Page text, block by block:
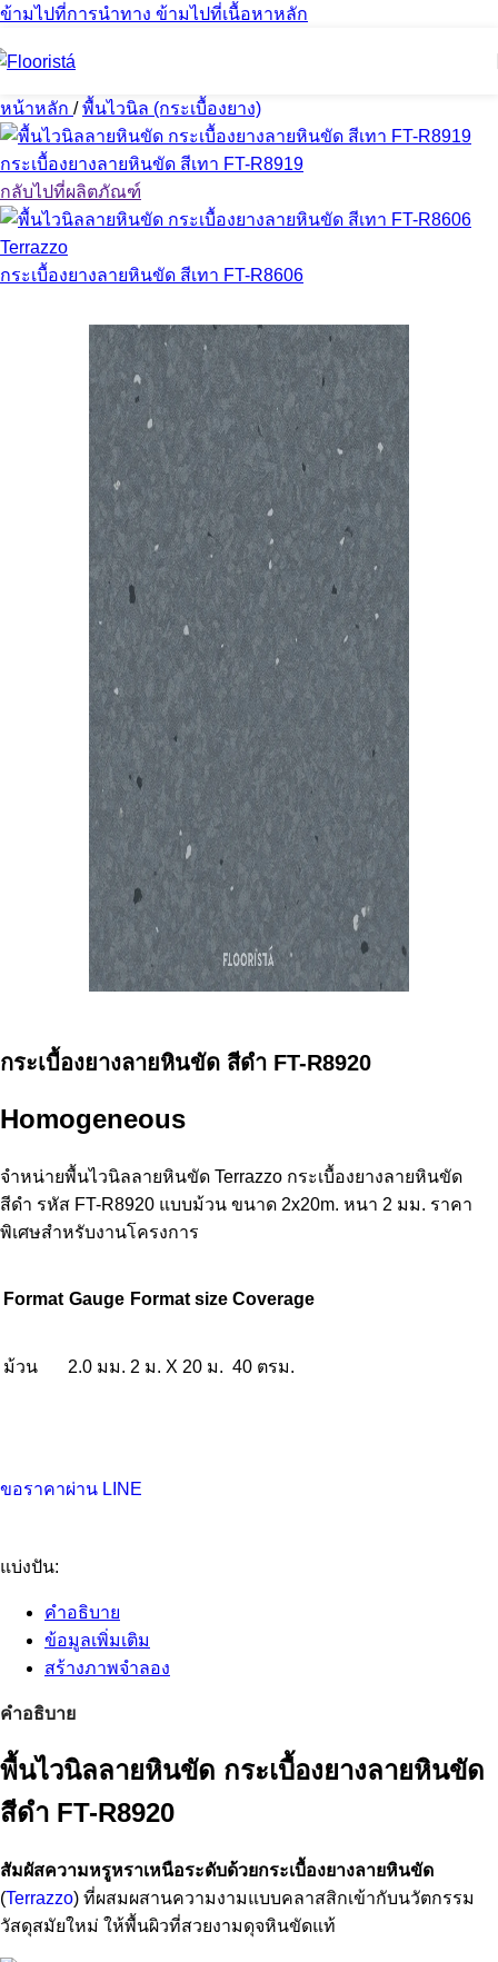
ข้ามไปที่การนำทาง ข้ามไปที่เนื้อหาหลัก
หน้าหลัก / พื้นไวนิล (กระเบื้องยาง)
กระเบื้องยางลายหินขัด สีเทา FT-R8919
กลับไปที่ผลิตภัณฑ์
กระเบื้องยางลายหินขัด สีเทา FT-R8606
กระเบื้องยางลายหินขัด สีดำ FT-R8920
Homogeneous
จำหน่ายพื้นไวนิลลายหินขัด Terrazzo กระเบื้องยางลายหินขัด
สีดำ รหัส FT-R8920 แบบม้วน ขนาด 2x20m. หนา 2 มม. ราคา
พิเศษสำหรับงานโครงการ
Format Gauge Format size Coverage
ม้วน 2.0 มม. 2 ม. X 20 ม. 40 ตรม.
ขอราคาผ่าน LINE
แบ่งปัน:
คำอธิบาย
ข้อมูลเพิ่มเติม
สร้างภาพจำลอง
คำอธิบาย
พื้นไวนิลลายหินขัด กระเบื้องยางลายหินขัด
สีดำ FT-R8920
สัมผัสความหรูหราเหนือระดับด้วยกระเบื้องยางลายหินขัด
(Terrazzo) ที่ผสมผสานความงามแบบคลาสสิกเข้ากับนวัตกรรม
วัสดุสมัยใหม่ ให้พื้นผิวที่สวยงามดุจหินขัดแท้